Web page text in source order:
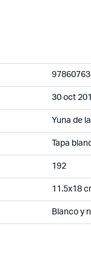
30 oct
Yuna de
Tapa
192
11.5x18
Blanco y